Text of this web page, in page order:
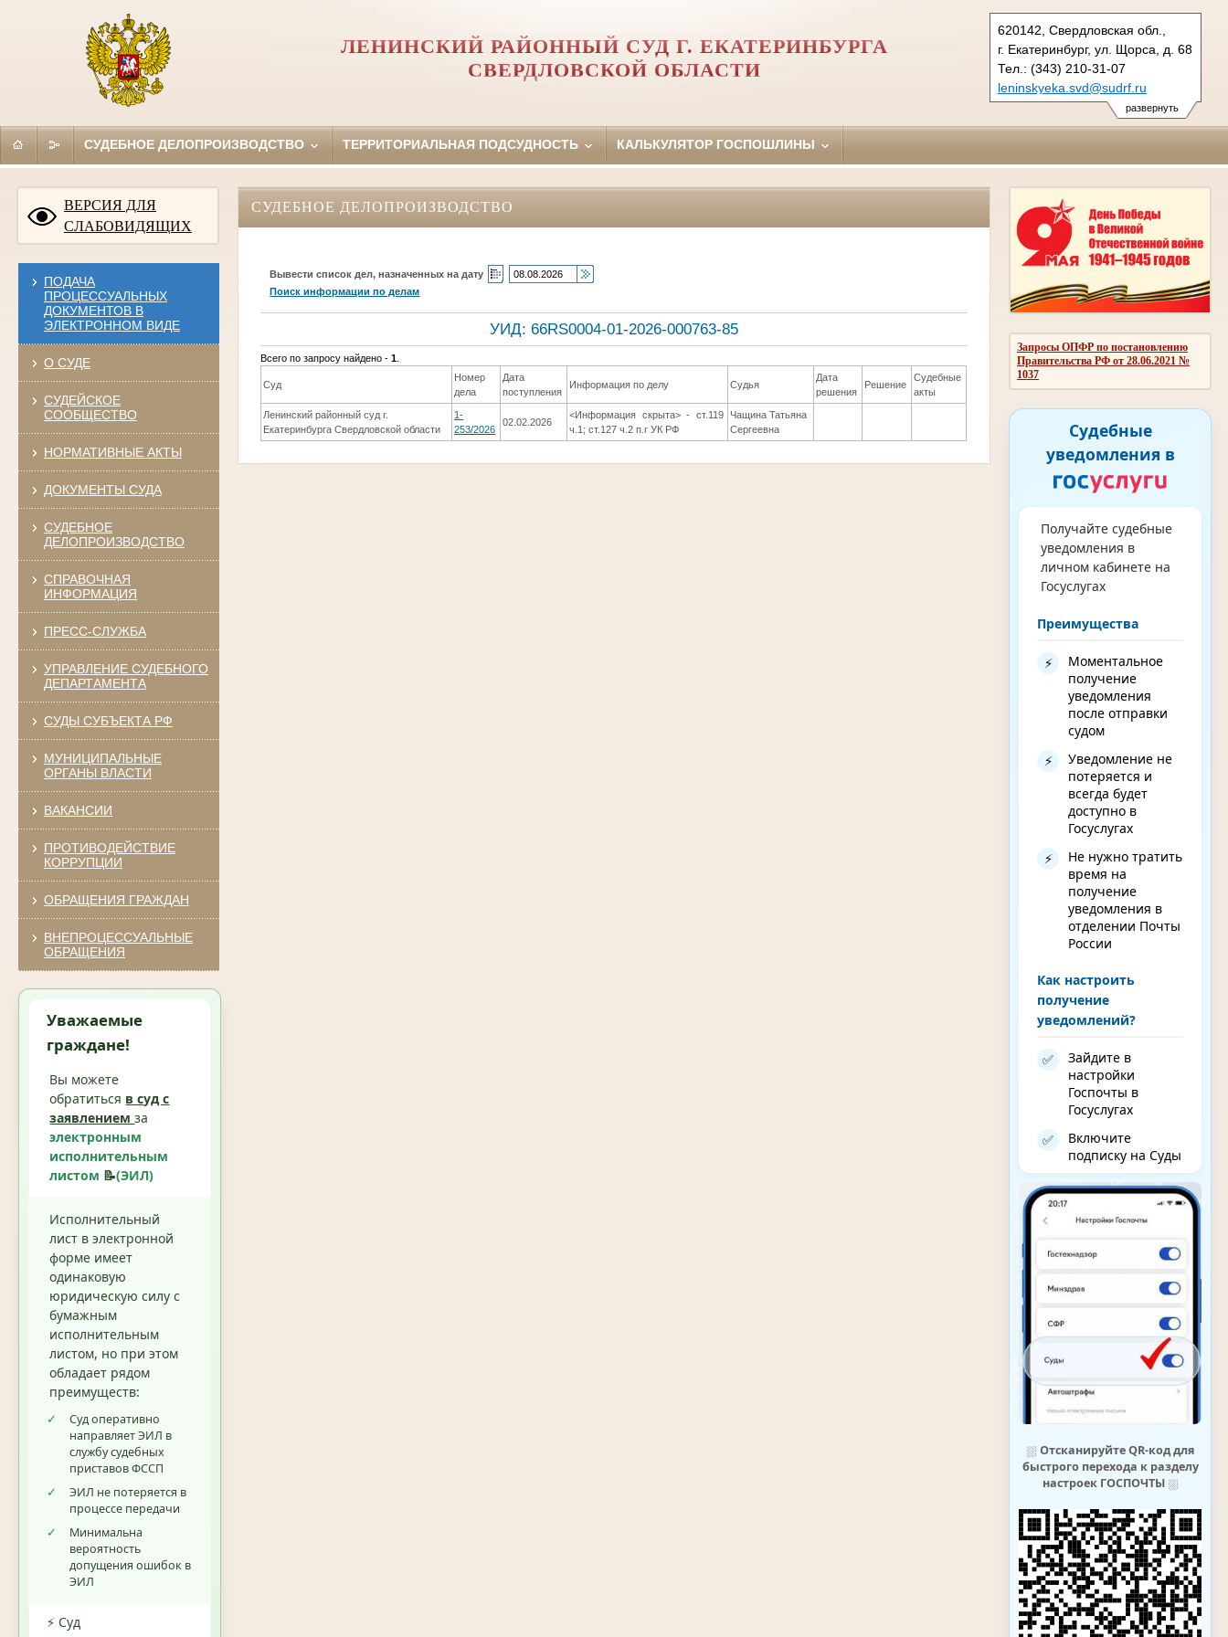
развернуть
620142, Свердловская обл.,
г. Екатеринбург, ул. Щорса, д. 68
Тел.: (343) 210-31-07
leninskyeka.svd@sudrf.ru
ЛЕНИНСКИЙ РАЙОННЫЙ СУД Г. ЕКАТЕРИНБУРГА
СВЕРДЛОВСКОЙ ОБЛАСТИ
СУДЕБНОЕ ДЕЛОПРОИЗВОДСТВО ТЕРРИТОРИАЛЬНАЯ ПОДСУДНОСТЬ КАЛЬКУЛЯТОР ГОСПОШЛИНЫ
ВЕРСИЯ ДЛЯ
СЛАБОВИДЯЩИХ
ПОДАЧА
ПРОЦЕССУАЛЬНЫХ
ДОКУМЕНТОВ В
ЭЛЕКТРОННОМ ВИДЕ
О СУДЕ
СУДЕЙСКОЕ
СООБЩЕСТВО
НОРМАТИВНЫЕ АКТЫ
ДОКУМЕНТЫ СУДА
СУДЕБНОЕ
ДЕЛОПРОИЗВОДСТВО
СПРАВОЧНАЯ
ИНФОРМАЦИЯ
ПРЕСС-СЛУЖБА
УПРАВЛЕНИЕ СУДЕБНОГО
ДЕПАРТАМЕНТА
СУДЫ СУБЪЕКТА РФ
МУНИЦИПАЛЬНЫЕ
ОРГАНЫ ВЛАСТИ
ВАКАНСИИ
ПРОТИВОДЕЙСТВИЕ
КОРРУПЦИИ
ОБРАЩЕНИЯ ГРАЖДАН
ВНЕПРОЦЕССУАЛЬНЫЕ
ОБРАЩЕНИЯ
Уважаемые
граждане!
Вы можете
обратиться в суд с
заявлениемза
электронным
исполнительным
листом 📝(ЭИЛ)
Исполнительный
лист в электронной
форме имеет
одинаковую
юридическую силу с
бумажным
исполнительным
листом, но при этом
обладает рядом
преимуществ:
✓
Суд оперативно
направляет ЭИЛ в
службу судебных
приставов ФССП
✓
ЭИЛ не потеряется в
процессе передачи
✓
Минимальна
вероятность
допущения ошибок в
ЭИЛ
⚡ Суд
Запросы ОПФР по постановлению
Правительства РФ от 28.06.2021 №
1037
Судебные
уведомления в
Получайте судебные
уведомления в
личном кабинете на
Госуслугах
Преимущества
⚡
Моментальное
получение
уведомления
после отправки
судом
⚡
Уведомление не
потеряется и
всегда будет
доступно в
Госуслугах
⚡
Не нужно тратить
время на
получение
уведомления в
отделении Почты
России
Как настроить
получение
уведомлений?
✅
Зайдите в
настройки
Госпочты в
Госуслугах
✅
Включите
подписку на Суды
⛆ Отсканируйте QR-код для
быстрого перехода к разделу
настроек ГОСПОЧТЫ⛆
СУДЕБНОЕ ДЕЛОПРОИЗВОДСТВО
Вывести список дел, назначенных на дату
Поиск информации по делам
УИД: 66RS0004-01-2026-000763-85
Всего по запросу найдено -1
Суд
Номер
дела
Дата
поступления
Информация по делу Судья
Дата
решения
Решение
Судебные
акты
Ленинский районный суд г.
Екатеринбурга Свердловской области
1-
253/2026
02.02.2026
<Информация скрыта> - ст.119
ч.1; ст.127 ч.2 п.г УК РФ
Чащина Татьяна
Сергеевна